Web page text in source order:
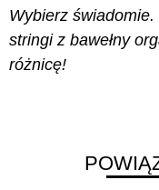
Wybierz
stringi z bawełny
różnicę!